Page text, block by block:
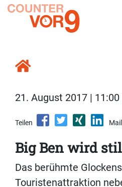
21. August 2017 | 11:00
Teilen
Big Ben wird
Das berühmte
Touristenattraktion